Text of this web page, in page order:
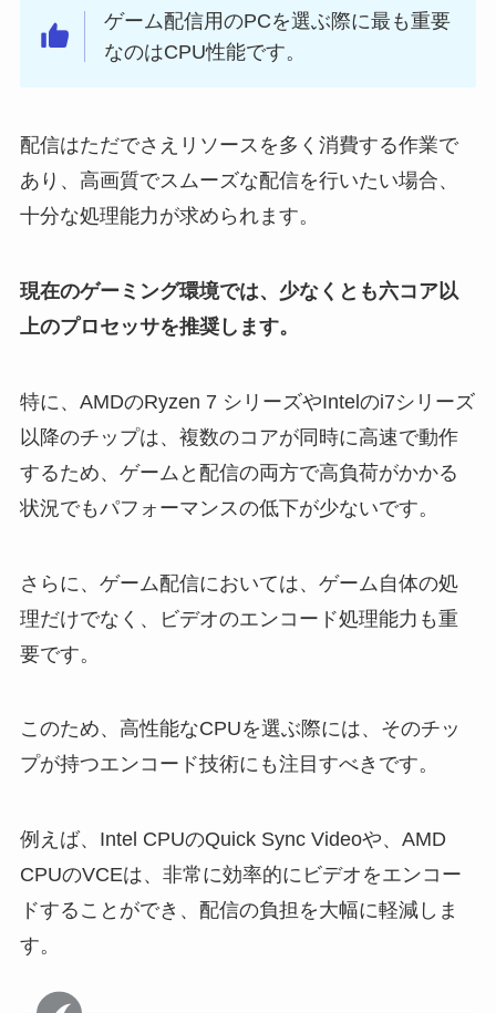
ゲーム配信用のPCを選ぶ際に最も重要
なのはCPU性能です。
配信はただでさえリソースを多く消費する作業で
あり、高画質でスムーズな配信を行いたい場合、
十分な処理能力が求められます。
現在のゲーミング環境では、少なくとも六コア以
上のプロセッサを推奨します。
特に、AMDのRyzen 7 シリーズやIntelのi7シリーズ
以降のチップは、複数のコアが同時に高速で動作
するため、ゲームと配信の両方で高負荷がかかる
状況でもパフォーマンスの低下が少ないです。
さらに、ゲーム配信においては、ゲーム自体の処
理だけでなく、ビデオのエンコード処理能力も重
要です。
このため、高性能なCPUを選ぶ際には、そのチッ
プが持つエンコード技術にも注目すべきです。
例えば、Intel CPUのQuick Sync Videoや、AMD
CPUのVCEは、非常に効率的にビデオをエンコー
ドすることができ、配信の負担を大幅に軽減しま
す。